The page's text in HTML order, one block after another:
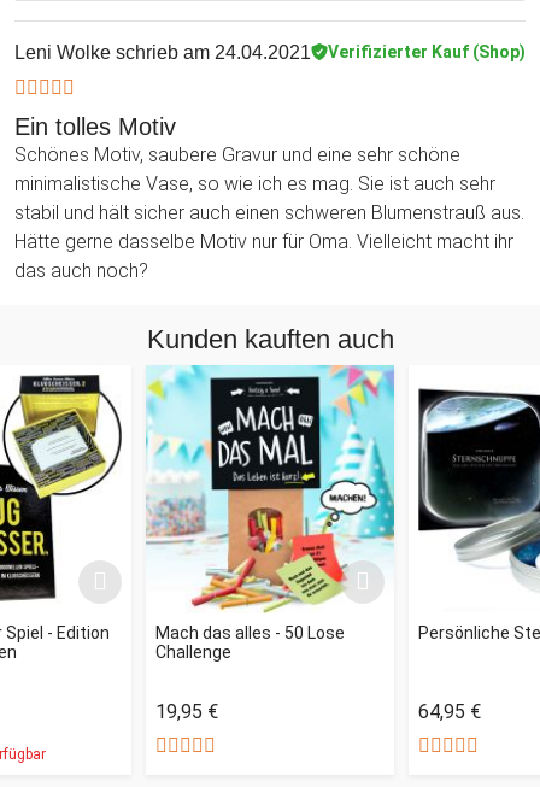
Leni Wolke schrieb am 24.04.2021 Verifizierter Kauf (Shop)
Ein tolles Motiv
Schönes Motiv, saubere Gravur und eine sehr schöne
minimalistische Vase, so wie ich es mag. Sie ist auch sehr
stabil und hält sicher auch einen schweren Blumenstrauß aus.
Hätte gerne dasselbe Motiv nur für Oma. Vielleicht macht ihr
das auch noch?
Kunden kauften auch
- Edition
Mach das alles - 50 Lose
Challenge
19,95 €
Persönliche
64,95 €